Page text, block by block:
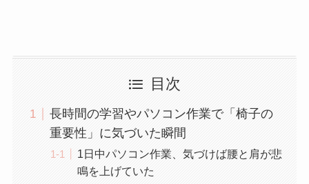
目次
長時間の学習やパソコン作業で「椅子の
重要性」に気づいた瞬間
1日中パソコン作業、気づけば腰と肩が悲
鳴を上げていた